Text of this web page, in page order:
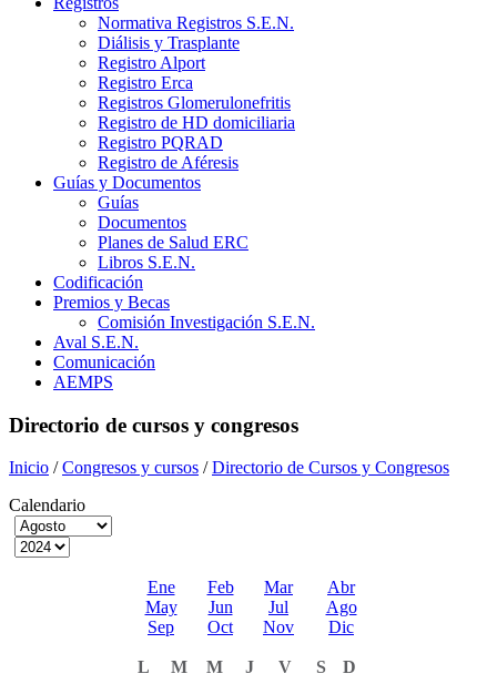
Normativa Registros S.E.N.
Diálisis y Trasplante
Registro Alport
Registro Erca
Registros Glomerulonefritis
Registro de HD domiciliaria
Registro PQRAD
Registro de Aféresis
Guías y Documentos
Guías
Documentos
Planes de Salud ERC
Libros S.E.N.
Codificación
Premios y Becas
Comisión Investigación S.E.N.
Aval S.E.N.
Comunicación
AEMPS
Directorio de cursos y congresos
Inicio /Congresos y cursos /Directorio de Cursos y Congresos
Calendario
Ene Feb Mar
Abr
May
Jun Jul
Ago
Sep
Oct Nov Dic
L M M J V S
D